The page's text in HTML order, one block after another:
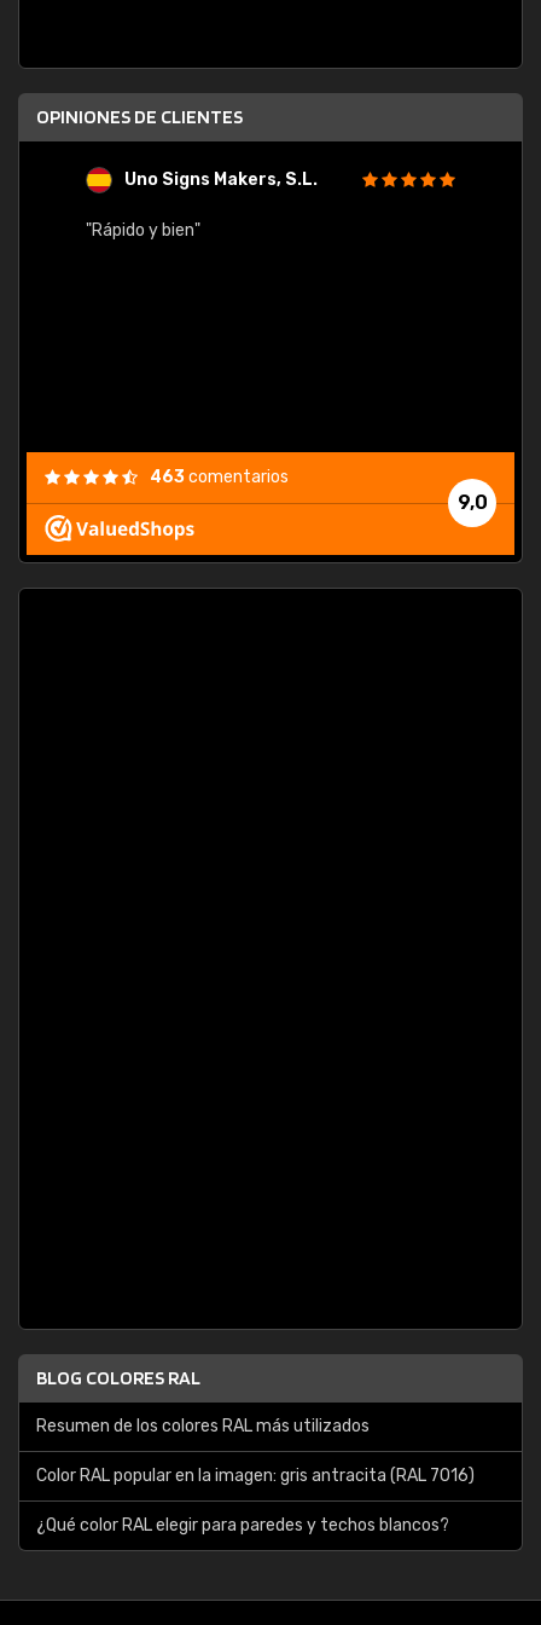
OPINIONES DE CLIENTES
Uno Signs Makers, S.L.
"Rápido y bien"
9,0
463comentarios
BLOG COLORES RAL
Resumen de los colores RAL más utilizados
Color RAL popular en la imagen: gris antracita (RAL 7016)
¿Qué color RAL elegir para paredes y techos blancos?